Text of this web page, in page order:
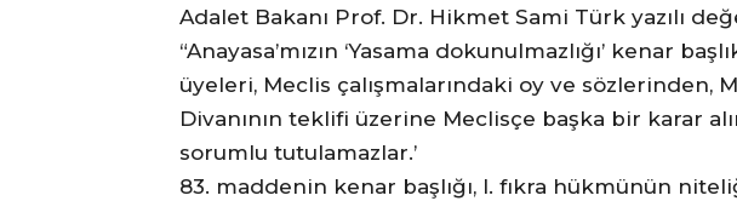
Adalet Bakanı Prof. Dr. Hikmet Sami Türk yazılı
“Anayasa’mızın ‘Yasama dokunulmazlığı’ kenar
üyeleri, Meclis çalışmalarındaki oy ve
Divanının teklifi üzerine Meclisçe başka bir karar
sorumlu tutulamazlar.’
83. maddenin kenar başlığı, I. fıkra hükmünün